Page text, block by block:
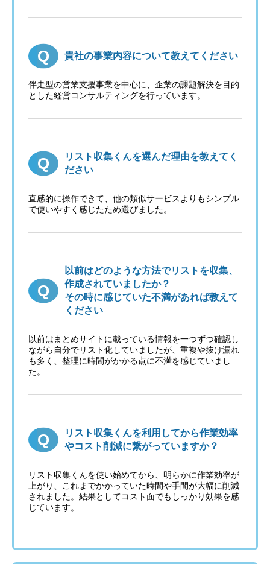
貴社の事業内容について教えてください
伴走型の営業支援事業を中心に、企業の課題解決を目的
とした経営コンサルティングを行っています。
リスト収集くんを選んだ理由を教えてく
ださい
直感的に操作できて、他の類似サービスよりもシンプル
で使いやすく感じたため選びました。
以前はどのような方法でリストを収集、
作成されていましたか？
その時に感じていた不満があれば教えて
ください
以前はまとめサイトに載っている情報を一つずつ確認し
ながら自分でリスト化していましたが、重複や抜け漏れ
も多く、整理に時間がかかる点に不満を感じていまし
た。
リスト収集くんを利用してから作業効率
やコスト削減に繋がっていますか？
リスト収集くんを使い始めてから、明らかに作業効率が
上がり、これまでかかっていた時間や手間が大幅に削減
されました。結果としてコスト面でもしっかり効果を感
じています。